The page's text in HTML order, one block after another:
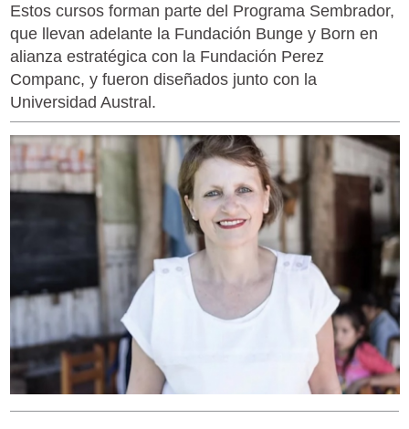
Estos cursos forman parte del Programa Sembrador,
que llevan adelante la Fundación Bunge y Born en
alianza estratégica con la Fundación Perez
Companc, y fueron diseñados junto con la
Universidad Austral.